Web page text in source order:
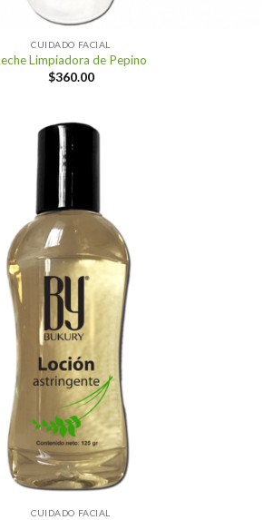
CUIDADO FACIAL
Limpiadora de Pepino
$360.00
CUIDADO FACIAL